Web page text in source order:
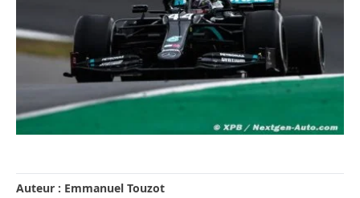
Auteur : Emmanuel Touzot